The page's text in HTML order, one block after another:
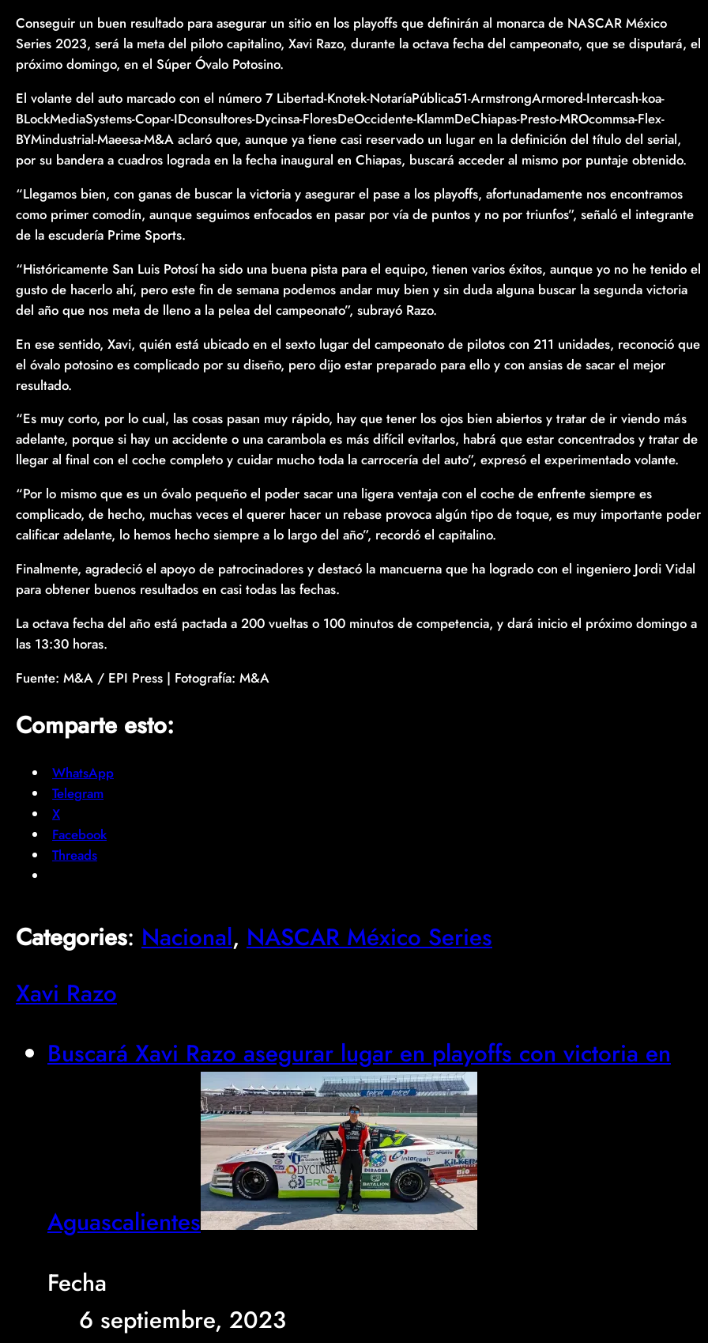
Conseguir un buen resultado para asegurar un sitio en los playoffs que definirán al monarca de NASCAR México
Series 2023, será la meta del piloto capitalino, Xavi Razo, durante la octava fecha del campeonato, que se disputará, el
próximo domingo, en el Súper Óvalo Potosino.
El volante del auto marcado con el número 7 Libertad-Knotek-NotaríaPública51-ArmstrongArmored-Intercash-koa-
BLockMediaSystems-Copar-IDconsultores-Dycinsa-FloresDeOccidente-KlammDeChiapas-Presto-MROcommsa-Flex-
BYMindustrial-Maeesa-M&A aclaró que, aunque ya tiene casi reservado un lugar en la definición del título del serial,
por su bandera a cuadros lograda en la fecha inaugural en Chiapas, buscará acceder al mismo por puntaje obtenido.
“Llegamos bien, con ganas de buscar la victoria y asegurar el pase a los playoffs, afortunadamente nos encontramos
como primer comodín, aunque seguimos enfocados en pasar por vía de puntos y no por triunfos”, señaló el integrante
de la escudería Prime Sports.
“Históricamente San Luis Potosí ha sido una buena pista para el equipo, tienen varios éxitos, aunque yo no he tenido el
gusto de hacerlo ahí, pero este fin de semana podemos andar muy bien y sin duda alguna buscar la segunda victoria
del año que nos meta de lleno a la pelea del campeonato”, subrayó Razo.
En ese sentido, Xavi, quién está ubicado en el sexto lugar del campeonato de pilotos con 211 unidades, reconoció que
el óvalo potosino es complicado por su diseño, pero dijo estar preparado para ello y con ansias de sacar el mejor
resultado.
“Es muy corto, por lo cual, las cosas pasan muy rápido, hay que tener los ojos bien abiertos y tratar de ir viendo más
adelante, porque si hay un accidente o una carambola es más difícil evitarlos, habrá que estar concentrados y tratar de
llegar al final con el coche completo y cuidar mucho toda la carrocería del auto”, expresó el experimentado volante.
“Por lo mismo que es un óvalo pequeño el poder sacar una ligera ventaja con el coche de enfrente siempre es
complicado, de hecho, muchas veces el querer hacer un rebase provoca algún tipo de toque, es muy importante poder
calificar adelante, lo hemos hecho siempre a lo largo del año”, recordó el capitalino.
Finalmente, agradeció el apoyo de patrocinadores y destacó la mancuerna que ha logrado con el ingeniero Jordi Vidal
para obtener buenos resultados en casi todas las fechas.
La octava fecha del año está pactada a 200 vueltas o 100 minutos de competencia, y dará inicio el próximo domingo a
las 13:30 horas.
Fuente: M&A / EPI Press | Fotografía: M&A
Comparte esto:
WhatsApp
Telegram
X
Facebook
Threads
Categories: Nacional, NASCAR México Series
Xavi Razo
Buscará Xavi Razo asegurar lugar en playoffs con victoria en
Aguascalientes
Fecha
6 septiembre, 2023